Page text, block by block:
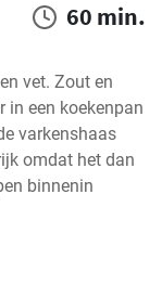
60 min.
vet. Zout en
in een koekenpan
varkenshaas
omdat het dan
binnenin